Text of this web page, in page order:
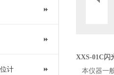
计
XXS-01C闪
本仪器一